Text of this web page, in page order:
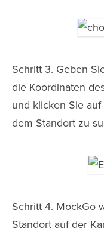
Schritt 3. Geben
die Koordinaten
und klicken Sie
dem Standort zu
Schritt 4. MockGo
Standort auf der